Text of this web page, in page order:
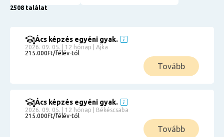
2508 találat
Ács képzés egyéni gyak.
2026. 09. 05. | 12 hónap | Ajka
215.000Ft/félév-tól
Tovább
Ács képzés egyéni gyak.
2026. 09. 05. | 12 hónap | Békéscsaba
215.000Ft/félév-tól
Tovább